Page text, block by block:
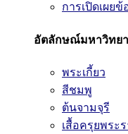
การเปิดเผย
อัตลักษณ์มหาวิทย
พระเกี้ยว
สีชมพู
ต้นจามจุรี
เสื้อครุยพระ